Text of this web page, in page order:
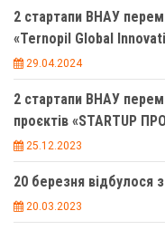
2 стартапи ВНАУ
«Ternopil Global
29.04.2024
2 стартапи ВНАУ
проєктів «STARTUP
25.12.2023
20 березня відбулося
20.03.2023